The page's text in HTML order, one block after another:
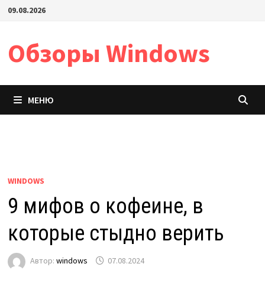
Перейти
содержимому
09.08.2026
Обзоры Windows
МЕНЮ
WINDOWS
9 мифов о кофеине, в
которые стыдно верить
Автор: windows 07.08.2024